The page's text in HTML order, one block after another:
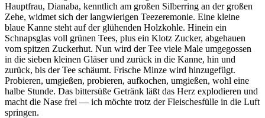
Hauptfrau, Dianaba, kenntlich am großen Silberring an der großen
Zehe, widmet sich der langwierigen Teezeremonie. Eine kleine
blaue Kanne steht auf der glühenden Holzkohle. Hinein ein
Schnapsglas voll grünen Tees, plus ein Klotz Zucker, abgehauen
vom spitzen Zuckerhut. Nun wird der Tee viele Male umgegossen
in die sieben kleinen Gläser und zurück in die Kanne, hin und
zurück, bis der Tee schäumt. Frische Minze wird hinzugefügt.
Probieren, umgießen, probieren, aufkochen, umgießen, wohl eine
halbe Stunde. Das bittersüße Getränk läßt das Herz explodieren und
macht die Nase frei — ich möchte trotz der Fleischesfülle in die Luft
springen.